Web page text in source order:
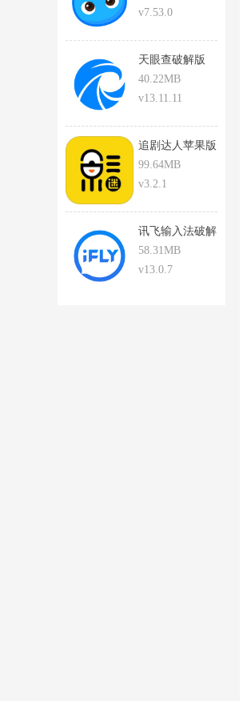
v7.53.0
天眼查破解版
40.22MB
v13.11.11
追剧达人苹果版
下载安装
99.64MB
v3.2.1
讯飞输入法破解
版
58.31MB
v13.0.7